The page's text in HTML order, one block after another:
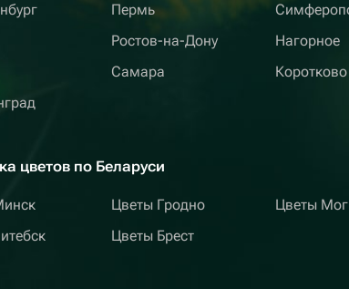
Пермь
Ростов-на-Дону
Самара
Нагорное
Коротково
цветов по Беларуси
Цветы Гродно
Цветы Брест
Цветы